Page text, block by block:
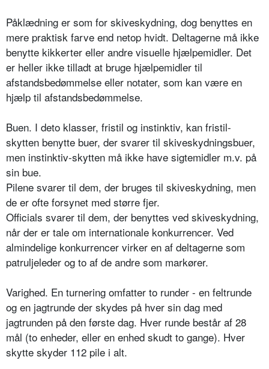
Påklædning er som for skiveskydning, dog benyttes en
mere praktisk farve end netop hvidt. Deltagerne må ikke
benytte kikkerter eller andre visuelle hjælpemidler. Det
er heller ikke tilladt at bruge hjælpemidler til
afstandsbedømmelse eller notater, som kan være en
hjælp til afstandsbedømmelse.
Buen. I deto klasser, fristil og instinktiv, kan fristil-
skytten benytte buer, der svarer til skiveskydningsbuer,
men instinktiv-skytten må ikke have sigtemidler m.v. på
sin bue.
Pilene svarer til dem, der bruges til skiveskydning, men
de er ofte forsynet med større fjer.
Officials svarer til dem, der benyttes ved skiveskydning,
når der er tale om internationale konkurrencer. Ved
almindelige konkurrencer virker en af deltagerne som
patruljeleder og to af de andre som markører.
Varighed. En turnering omfatter to runder - en feltrunde
og en jagtrunde der skydes på hver sin dag med
jagtrunden på den første dag. Hver runde består af 28
mål (to enheder, eller en enhed skudt to gange). Hver
skytte skyder 112 pile i alt.